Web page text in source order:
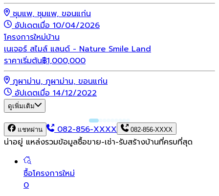
ชุมแพ, ชุมแพ, ขอนแก่น
อัปเดตเมื่อ 10/04/2026
โครงการใหม่บ้าน
เนเจอร์ สไมล์ แลนด์ - Nature Smile Land
ราคาเริ่มต้น฿1,000,000
ภูผาม่าน, ภูผาม่าน, ขอนแก่น
อัปเดตเมื่อ 14/12/2022
ดูเพิ่มเติม
แชทผ่าน 082-856-XXXX 082-856-XXXX
น่าอยู่ แหล่งรวมข้อมูลซื้อขาย-เช่า-รับสร้างบ้านที่ครบที่สุด
ซื้อโครงการใหม่
0